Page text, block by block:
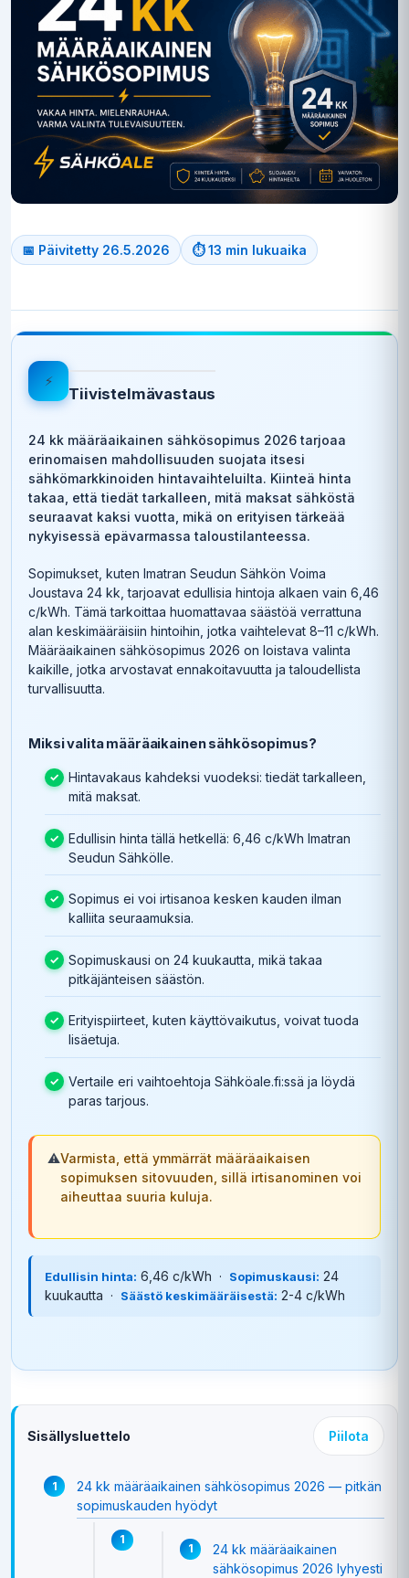
📅 Päivitetty 26.5.2026 ⏱ 13 min lukuaika
⚡
Tiivistelmävastaus
24 kk määräaikainen sähkösopimus 2026 tarjoaa
erinomaisen mahdollisuuden suojata itsesi
sähkömarkkinoiden hintavaihteluilta. Kiinteä hinta
takaa, että tiedät tarkalleen, mitä maksat sähköstä
seuraavat kaksi vuotta, mikä on erityisen tärkeää
nykyisessä epävarmassa taloustilanteessa.
Sopimukset, kuten Imatran Seudun Sähkön Voima
Joustava 24 kk, tarjoavat edullisia hintoja alkaen vain 6,46
c/kWh. Tämä tarkoittaa huomattavaa säästöä verrattuna
alan keskimääräisiin hintoihin, jotka vaihtelevat 8–11 c/kWh.
Määräaikainen sähkösopimus 2026 on loistava valinta
kaikille, jotka arvostavat ennakoitavuutta ja taloudellista
turvallisuutta.
Miksi valita määräaikainen sähkösopimus?
Hintavakaus kahdeksi vuodeksi: tiedät tarkalleen,
mitä maksat.
Edullisin hinta tällä hetkellä: 6,46 c/kWh Imatran
Seudun Sähkölle.
Sopimus ei voi irtisanoa kesken kauden ilman
kalliita seuraamuksia.
Sopimuskausi on 24 kuukautta, mikä takaa
pitkäjänteisen säästön.
Erityispiirteet, kuten käyttövaikutus, voivat tuoda
lisäetuja.
Vertaile eri vaihtoehtoja Sähköale.fi:ssä ja löydä
paras tarjous.
⚠️Varmista, että ymmärrät määräaikaisen
sopimuksen sitovuuden, sillä irtisanominen voi
aiheuttaa suuria kuluja.
Edullisin hinta: 6,46 c/kWh · Sopimuskausi: 24
kuukautta ·
Säästö keskimääräisestä: 2-4 c/kWh
Sisällysluettelo Piilota
24 kk määräaikainen sähkösopimus 2026 — pitkän
sopimuskauden hyödyt
24 kk määräaikainen
sähkösopimus 2026 lyhyesti